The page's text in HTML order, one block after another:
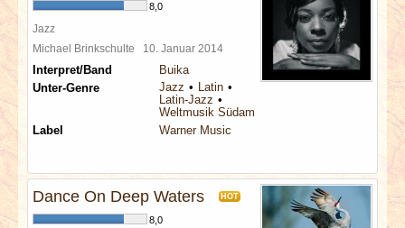
8,0
Jazz
Michael Brinkschulte 10. Januar 2014
Interpret/Band
Buika
Unter-Genre
Jazz
Latin
Latin-Jazz
Weltmusik Südamerika
Label
Warner Music
Dance On Deep Waters HOT
8,0